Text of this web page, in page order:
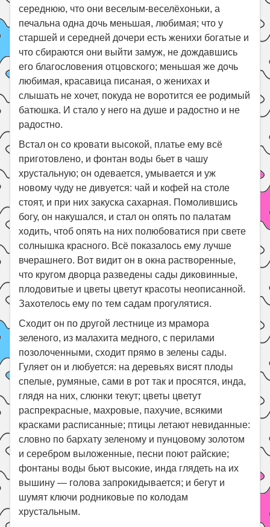
середнюю, что они веселым-веселёхоньки, а
печальна одна дочь меньшая, любимая; что у
старшей и середней дочери есть женихи богатые и
что сбираются они выйти замуж, не дождавшись
его благословения отцовского; меньшая же дочь
любимая, красавица писаная, о женихах и
слышать не хочет, покуда не воротится ее родимый
батюшка. И стало у него на душе и радостно и не
радостно.
Встал он со кровати высокой, платье ему всё
приготовлено, и фонтан воды бьет в чашу
хрустальную; он одевается, умывается и уж
новому чуду не дивуется: чай и кофей на столе
стоят, и при них закуска сахарная. Помолившись
богу, он накушался, и стал он опять по палатам
ходить, чтоб опять на них полюбоватися при свете
солнышка красного. Всё показалось ему лучше
вчерашнего. Вот видит он в окна растворенные,
что кругом дворца разведены сады диковинные,
плодовитые и цветы цветут красоты неописанной.
Захотелось ему по тем садам прогулятися.
Сходит он по другой лестнице из мрамора
зеленого, из малахита медного, с перилами
позолоченными, сходит прямо в зелены сады.
Гуляет он и любуется: на деревьях висят плоды
спелые, румяные, сами в рот так и просятся, инда,
глядя на них, слюнки текут; цветы цветут
распрекрасные, махровые, пахучие, всякими
красками расписанные; птицы летают невиданные:
словно по бархату зеленому и пунцовому золотом
и серебром выложенные, песни поют райские;
фонтаны воды бьют высокие, инда глядеть на их
вышину — голова запрокидывается; и бегут и
шумят ключи родниковые по колодам
хрустальным.